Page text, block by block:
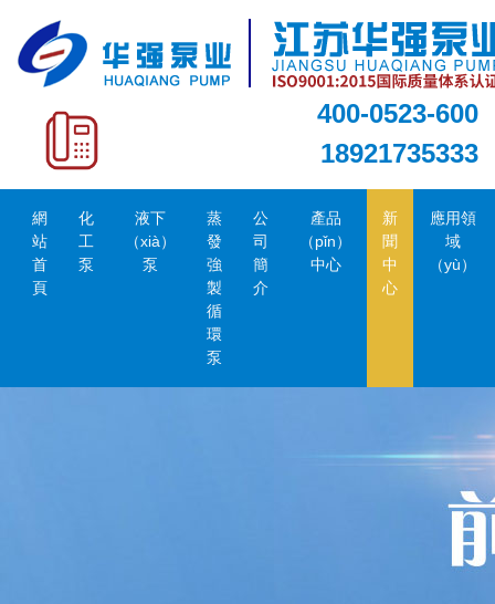
400-0523-600
18921735333
網
站
首
頁
化
工
泵
液下
（xià）
泵
蒸
發
強
製
循
環
泵
公
司
簡
介
產品
（pǐn）
中心
新
聞
中
心
應用領
域
（yù）